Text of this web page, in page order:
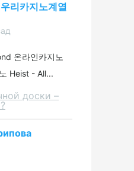
리카지노계열
온라인카지노
Heist - All...
доски –